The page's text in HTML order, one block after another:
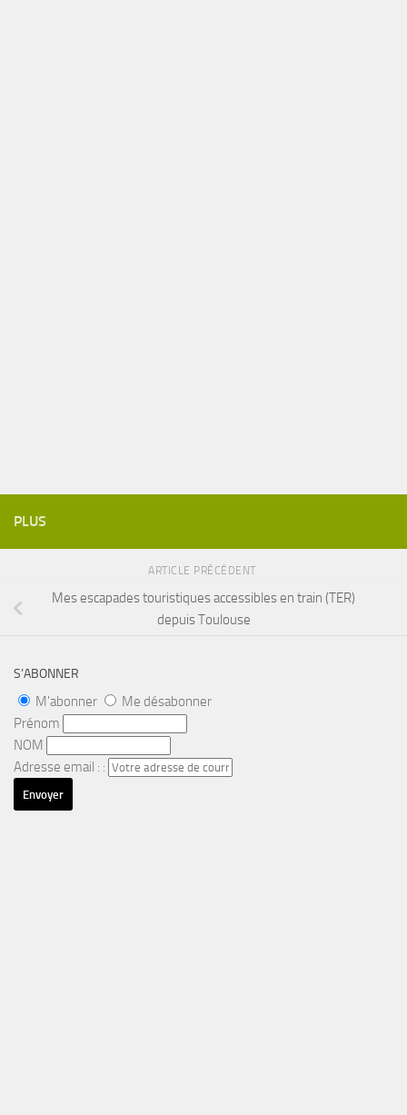
PLUS
ARTICLE PRÉCÉDENT
Mes escapades touristiques accessibles en train (TER)
depuis Toulouse
S’ABONNER
M'abonner
Me désabonner
Prénom
NOM
Adresse email : :